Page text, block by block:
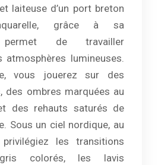
laiteuse d’un port breton
grâce à sa
permet de travailler
atmosphères lumineuses.
vous jouerez sur des
des ombres marquées au
des rehauts saturés de
Sous un ciel nordique, au
les transitions
colorés, les lavis